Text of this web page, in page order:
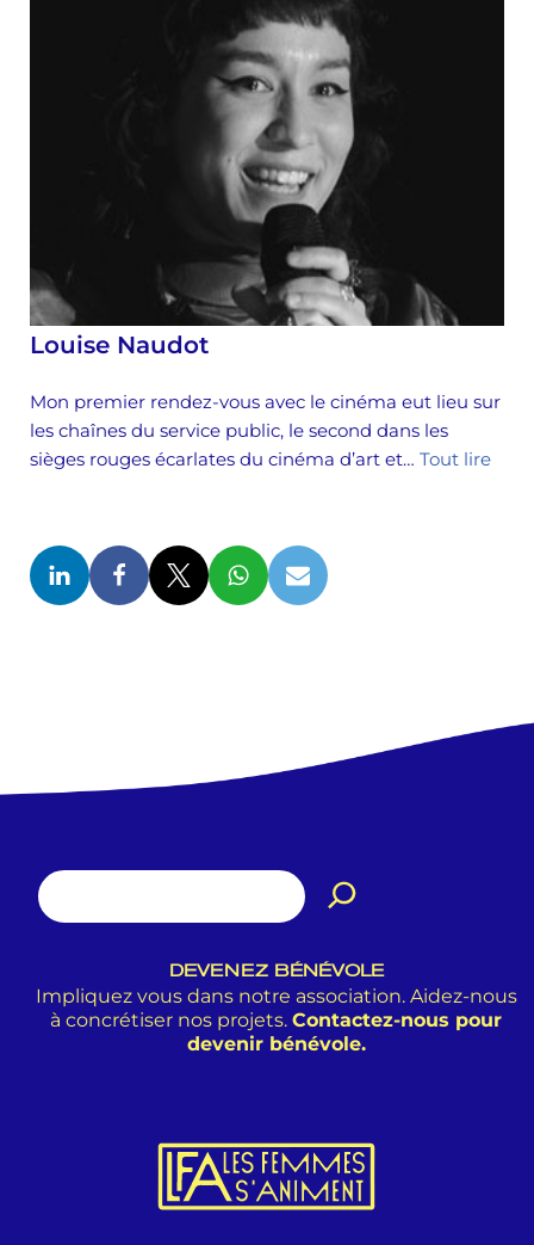
Louise Naudot
Mon premier rendez-vous avec le cinéma eut lieu sur
les chaînes du service public, le second dans les
sièges rouges écarlates du cinéma d’art et… Tout lire
DEVENEZ BÉNÉVOLE
Impliquez vous dans notre association. Aidez-nous
à concrétiser nos projets. Contactez-nous pour
devenir bénévole.